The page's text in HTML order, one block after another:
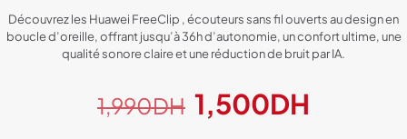
Découvrez les Huawei FreeClip , écouteurs sans fil ouverts au design en
boucle d’oreille, offrant jusqu’à 36h d’autonomie, un confort ultime, une
qualité sonore claire et une réduction de bruit par IA.
1,990DH Le
prix
1,500DH